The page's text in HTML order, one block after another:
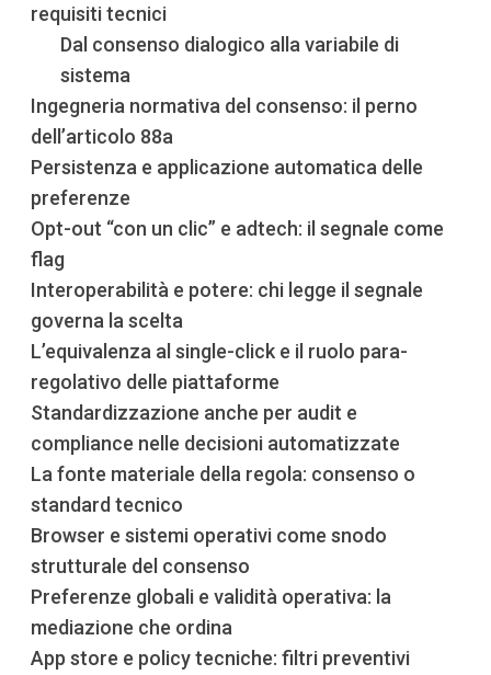
requisiti tecnici
Dal consenso dialogico alla variabile di
sistema
Ingegneria normativa del consenso: il perno
dell’articolo 88a
Persistenza e applicazione automatica delle
preferenze
Opt-out “con un clic” e adtech: il segnale come
flag
Interoperabilità e potere: chi legge il segnale
governa la scelta
L’equivalenza al single-click e il ruolo para-
regolativo delle piattaforme
Standardizzazione anche per audit e
compliance nelle decisioni automatizzate
La fonte materiale della regola: consenso o
standard tecnico
Browser e sistemi operativi come snodo
strutturale del consenso
Preferenze globali e validità operativa: la
mediazione che ordina
App store e policy tecniche: filtri preventivi